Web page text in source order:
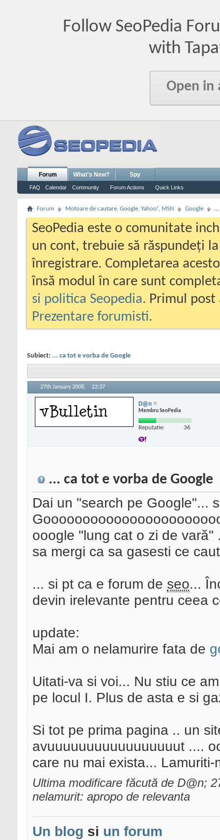
Follow SeoPedia
with
Open in
Forum
FAQ Calendar Community Forum Actions Quick Links
What's New? Spy
Forum Motoare de cautare. Google, Yahoo!, MSN Google
SeoPedia este o comunitate
un cont, trebuie să răspundeți
înregistrare. Completarea
însă modul în care sunt
si politica Seopedia. Primul
Prezentare forumisti.
Subiect: ... ca tot e vorba de Google
27th January 2008, 22:37
D@n
Membru SeoPedia
Reputatie: 36
... ca tot e vorba de Google
Dai un "search pe Google"...
ooogle "lung cat o zi de
sa mergi ca sa gasesti ce
... si pt ca e forum de seo...
devin irelevante pentru ceea
update:
Mai am o nelamurire fata de
Uitati-va si voi... Nu stiu ce
pe locul I. Plus de asta e si
Si tot pe prima pagina .. un
avuuuuuuuuuuuuuuuuut ....
care nu mai exista...
Ultima modificare făcută de D@n;
nelamurit: apropo de relevanta
Un blog si un forum